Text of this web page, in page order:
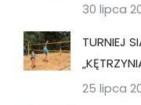
30 lipca
TURNIEJ
25 lipca